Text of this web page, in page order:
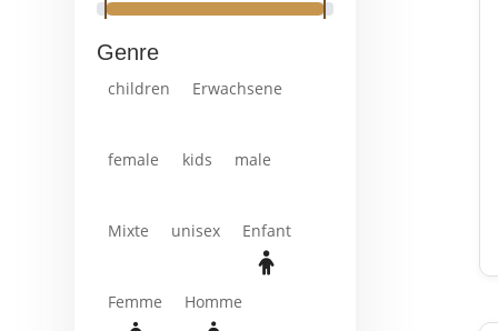
Genre
children Erwachsene
female kids male
Mixte unisex Enfant
Femme Homme